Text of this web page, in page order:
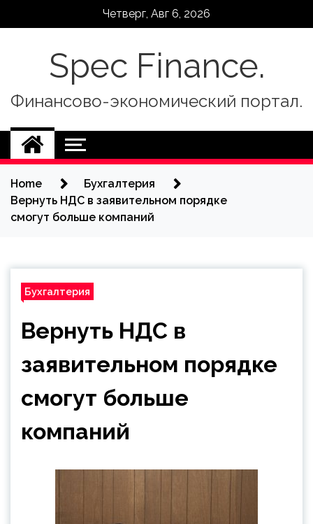
Четверг, Авг 6, 2026
Spec Finance.
Финансово-экономический портал.
Home
Бухгалтерия
Вернуть НДС в заявительном порядке
смогут больше компаний
Бухгалтерия
Вернуть НДС в
заявительном порядке
смогут больше
компаний